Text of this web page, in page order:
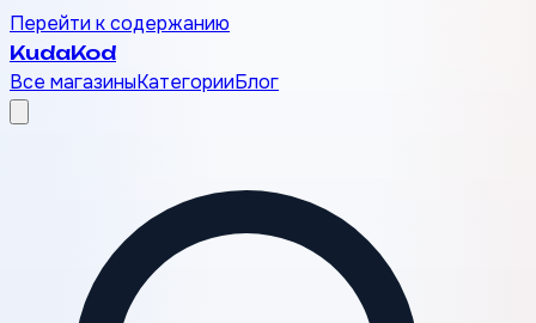
Перейти к содержанию
KudaKod
Все магазиныКатегорииБлог